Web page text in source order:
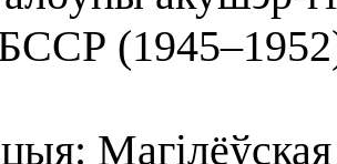
Магілёўская